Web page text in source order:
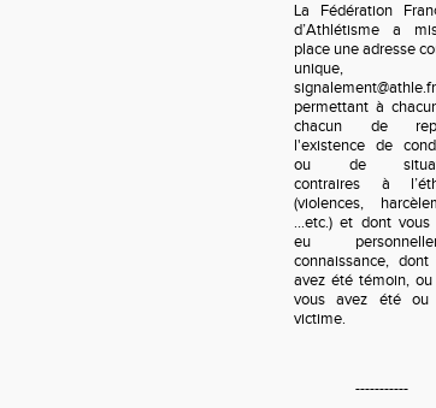
La Fédération
d’Athlétisme a
place une adresse
unique,
permettant à
chacun de
l'existence de
ou de
contraires à
(violences,
…etc.) et dont vous
eu
connaissance, dont
avez été témoin,
vous avez été ou
victime.
-----------